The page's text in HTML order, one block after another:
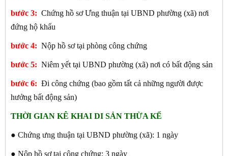
bước 3: Chứng hồ sơ Ưng thuận tại UBND phường (xã) nơi
đứng hộ khẩu
bước 4: Nộp hồ sơ tại phòng công chứng
bước 5: Niêm yết tại UBND phường (xã) nơi có bất động sản
bước 6: Đi công chứng (bao gồm tất cả những người được
hưởng bất động sản)
THỜI GIAN KÊ KHAI DI SẢN THỪA KẾ
● Chứng ưng thuận tại UBND phường (xã): 1 ngày
● Nộp hồ sơ tại công chứng: 3 ngày